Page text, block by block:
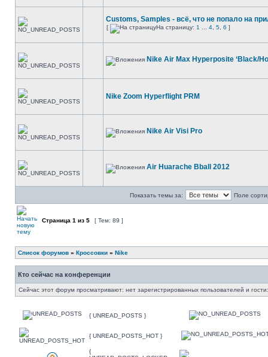
Customs, Samples - всё, что не попало на
[ На страницу: 1 4 5 6 ]
Nike Air Max Hyperposite ‘Black/
Nike Zoom Hyperflight PRM
Nike Air Visi Pro
Air Huarache Bball 2012
Показать темы за: Поле
Страница 1 из 5 [ Тем: 89 ]
Список форумов » Кроссовки » Nike
Кто сейчас на конференции
Сейчас этот форум просматривают: нет зарегистрированных пользователей и
{ UNREAD_POSTS }
{ UNREAD_POSTS_HOT }
{